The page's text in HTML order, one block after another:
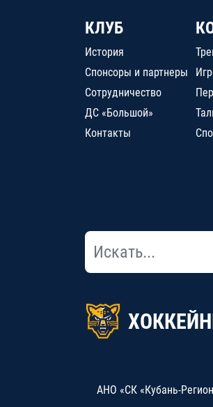
КЛУБ
История
Спонсоры и партнеры
Сотрудничество
ДС «Большой»
Контакты
АНО «СК «Кубань-